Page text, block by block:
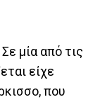
μία από τις
είχε
που